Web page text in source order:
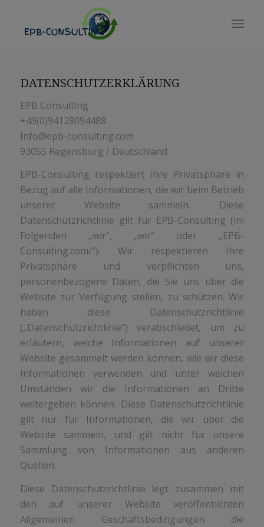
DATENSCHUTZERKLÄRUNG
EPB Consulting
+49(0)94128094488
Info@epb-consulting.com
93055 Regensburg / Deutschland
EPB-Consulting respektiert Ihre Privatsphäre in
Bezug auf alle Informationen, die wir beim Betrieb
unserer Website sammeln. Diese
Datenschutzrichtlinie gilt für EPB-Consulting (im
Folgenden „wir“, „wir“ oder „EPB-
Consulting.com/“). Wir respektieren Ihre
Privatsphäre und verpflichten uns,
personenbezogene Daten, die Sie uns über die
Website zur Verfügung stellen, zu schützen. Wir
haben diese Datenschutzrichtlinie
(„Datenschutzrichtlinie“) verabschiedet, um zu
erläutern, welche Informationen auf unserer
Website gesammelt werden können, wie wir diese
Informationen verwenden und unter welchen
Umständen wir die Informationen an Dritte
weitergeben können. Diese Datenschutzrichtlinie
gilt nur für Informationen, die wir über die
Website sammeln, und gilt nicht für unsere
Sammlung von Informationen aus anderen
Quellen.
Diese Datenschutzrichtlinie legt zusammen mit
den auf unserer Website veröffentlichten
Allgemeinen Geschäftsbedingungen die